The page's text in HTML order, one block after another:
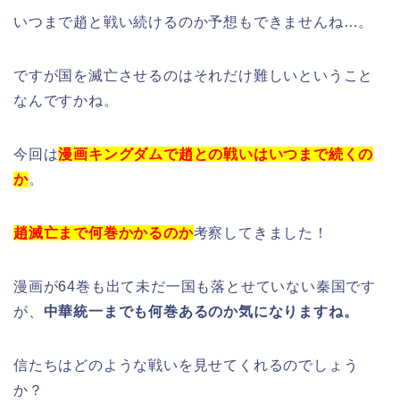
いつまで趙と戦い続けるのか予想もできませんね…。
ですが国を滅亡させるのはそれだけ難しいということ
なんですかね。
今回は漫画キングダムで趙との戦いはいつまで続くの
か。
趙滅亡まで何巻かかるのか考察してきました！
漫画が64巻も出て未だ一国も落とせていない秦国です
が、 中華統一までも何巻あるのか気になりますね。
信たちはどのような戦いを見せてくれるのでしょう
か？